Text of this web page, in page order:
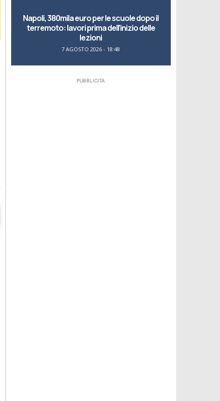
Napoli, 380mila euro per le scuole dopo il
terremoto: lavori prima dell’inizio delle
lezioni
7 AGOSTO 2026 - 18:48
PUBBLICITA